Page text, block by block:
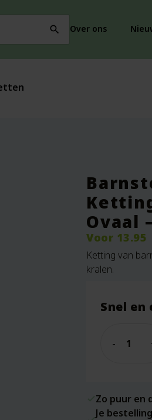
search Over ons
Ovaal
Voor 13.95
Ketting van
kralen.
Snel en
Zo puur en
Je